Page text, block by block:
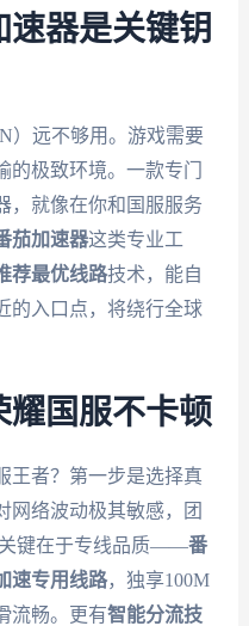
器是关键钥
）远不够用。游戏需要
极致环境。一款专门
，就像在你和国服服务
茄加速器这类专业工
荐最优线路技术，能自
的入口点，将绕行全球
耀国服不卡顿
王者？第一步是选择真
网络波动极其敏感，团
关键在于专线品质——番
速专用线路，独享100M
流畅。更有智能分流技